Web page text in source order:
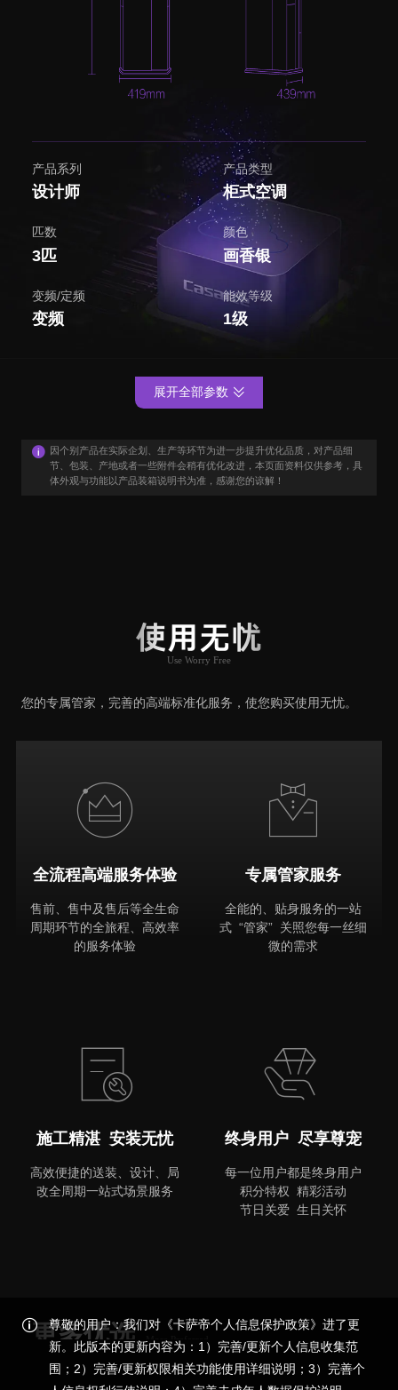
产品系列
设计师
产品类型
柜式空调
匹数
3匹
颜色
画香银
变频/定频
变频
能效等级
1级
因个别产品在实际企划、生产等环节为进一步提升优化品质，对产品细
节、包装、产地或者一些附件会稍有优化改进，本页面资料仅供参考，具
体外观与功能以产品装箱说明书为准，感谢您的谅解！
展开全部参数
使用无忧
Use Worry Free
您的专属管家，完善的高端标准化服务，使您购买使用无忧。
全流程高端服务体验
售前、售中及售后等全生命
周期环节的全旅程、高效率
的服务体验
专属管家服务
全能的、贴身服务的一站
式 “管家” 关照您每一丝细
微的需求
施工精湛 安装无忧
高效便捷的送装、设计、局
改全周期一站式场景服务
终身用户 尽享尊宠
每一位用户都是终身用户
积分特权 精彩活动
节日关爱 生日关怀
更多优选 More Preferred
品质尊享，更多精彩
尊敬的用户：我们对《卡萨帝个人信息保护政策》进了更
新。此版本的更新内容为：1）完善/更新个人信息收集范
围；2）完善/更新权限相关功能使用详细说明；3）完善个